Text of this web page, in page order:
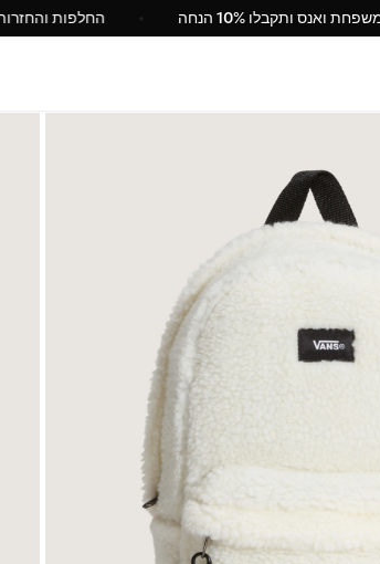
הצטרפו עכשיו למשפחת ואנס ותקבלו 10% הנחה